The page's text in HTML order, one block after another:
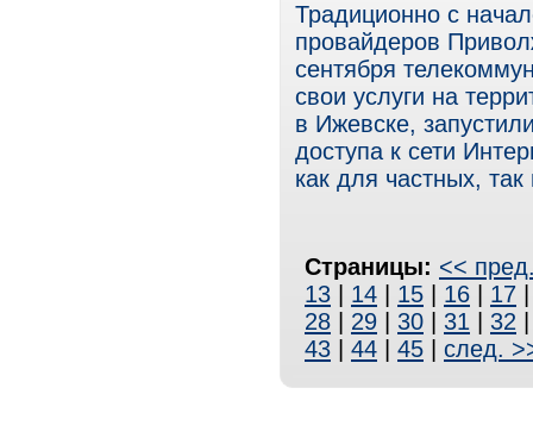
Традиционно с
провайдеров
сентября
свои услуги на
в Ижевске,
доступа к сети
как для частных,
Страницы: <<
13
14 15 16 17
28
29 30 31 32
43
44 45 след.